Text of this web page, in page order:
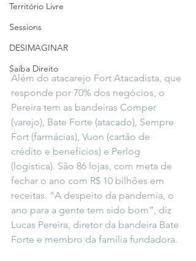
Território Livre
Sessions
DESIMAGINAR
Saiba Direito
Além do atacarejo Fort Atacadista, que
responde por 70% dos negócios, o
Pereira tem as bandeiras Comper
(varejo), Bate Forte (atacado), Sempre
Fort (farmácias), Vuon (cartão de
crédito e benefícios) e Perlog
(logística). São 86 lojas, com meta de
fechar o ano com R$ 10 bilhões em
receitas. “A despeito da pandemia, o
ano para a gente tem sido bom”, diz
Lucas Pereira, diretor da bandeira Bate
Forte e membro da família fundadora.